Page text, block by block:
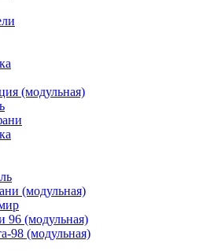
(модульная)
(модульная)
96 (модульная)
98 (модульная)